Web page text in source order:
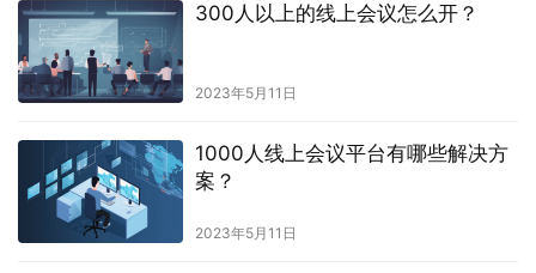
300人以上的线上会议怎么开？
2023年5月11日
1000人线上会议平台有哪些解决方
案？
2023年5月11日